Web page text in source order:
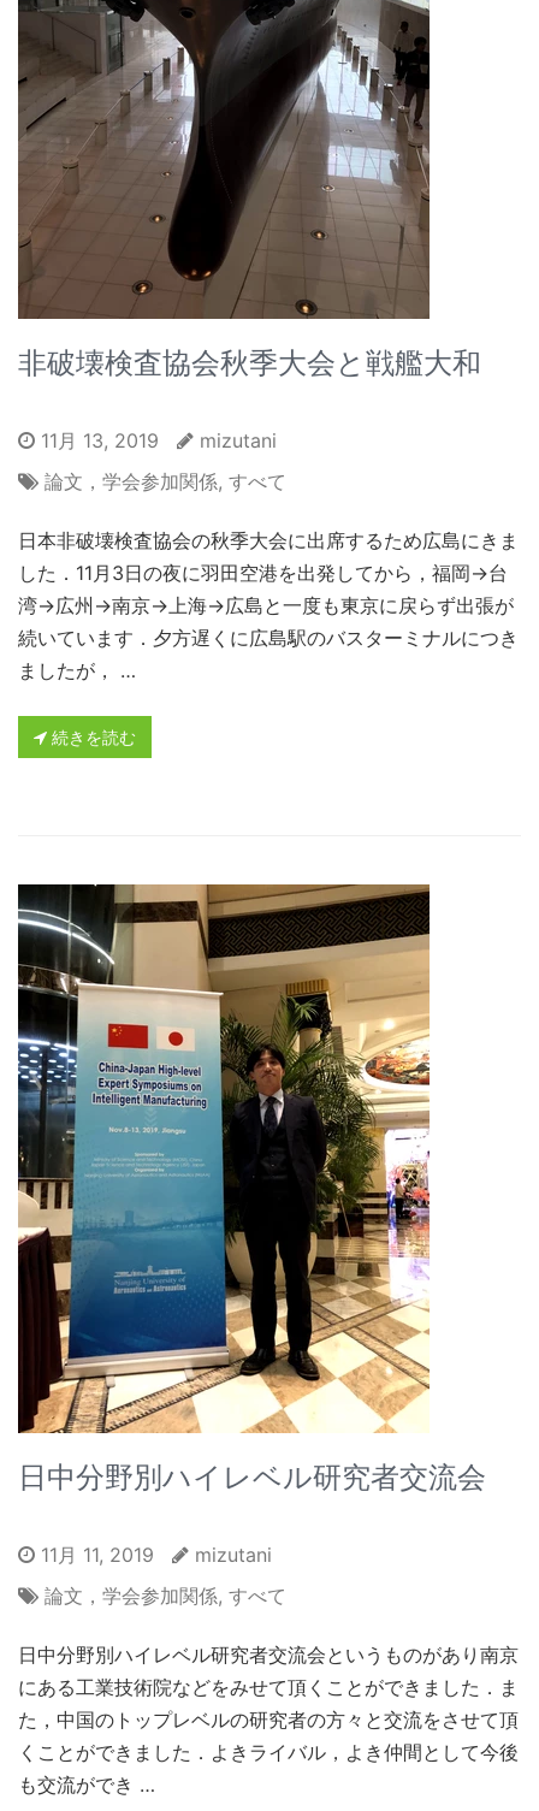
非破壊検査協会秋季大会と戦艦大和
11月 13, 2019
mizutani
論文，学会参加関係, すべて
日本非破壊検査協会の秋季大会に出席するため広島にきま
した．11月3日の夜に羽田空港を出発してから，福岡→台
湾→広州→南京→上海→広島と一度も東京に戻らず出張が
続いています．夕方遅くに広島駅のバスターミナルにつき
ましたが， …
続きを読む
日中分野別ハイレベル研究者交流会
11月 11, 2019
mizutani
論文，学会参加関係, すべて
日中分野別ハイレベル研究者交流会というものがあり南京
にある工業技術院などをみせて頂くことができました．ま
た，中国のトップレベルの研究者の方々と交流をさせて頂
くことができました．よきライバル，よき仲間として今後
も交流ができ …